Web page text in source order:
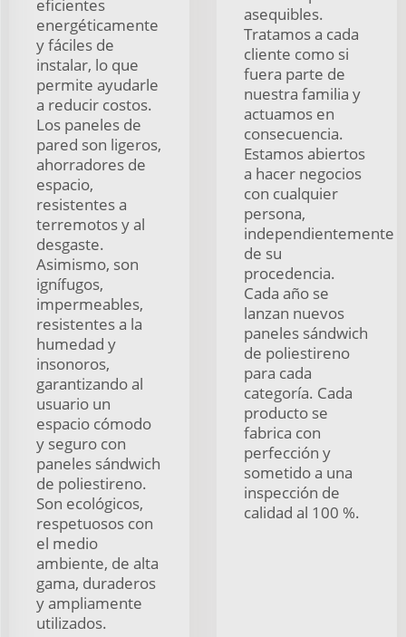
eficientes
energéticamente
y fáciles de
instalar, lo que
permite ayudarle
a reducir costos.
Los paneles de
pared son ligeros,
ahorradores de
espacio,
resistentes a
terremotos y al
desgaste.
Asimismo, son
ignífugos,
impermeables,
resistentes a la
humedad y
insonoros,
garantizando al
usuario un
espacio cómodo
y seguro con
paneles sándwich
de poliestireno.
Son ecológicos,
respetuosos con
el medio
ambiente, de alta
gama, duraderos
y ampliamente
utilizados.
asequibles.
Tratamos a cada
cliente como si
fuera parte de
nuestra familia y
actuamos en
consecuencia.
Estamos abiertos
a hacer negocios
con cualquier
persona,
independientemente
de su
procedencia.
Cada año se
lanzan nuevos
paneles sándwich
de poliestireno
para cada
categoría. Cada
producto se
fabrica con
perfección y
sometido a una
inspección de
calidad al 100 %.